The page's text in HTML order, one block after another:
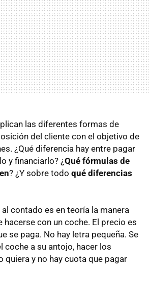
las diferentes formas de
del cliente con el objetivo de
¿Qué diferencia hay entre pagar
y financiarlo? ¿Qué fórmulas de
? ¿Y sobre todo qué diferencias
contado es en teoría la manera
hacerse con un coche. El precio es
se paga. No hay letra pequeña. Se
coche a su antojo, hacer los
quiera y no hay cuota que pagar